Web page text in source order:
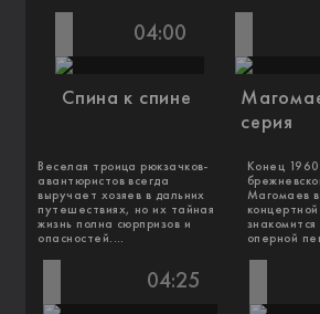
04:00
Спина к спине
Веселая троица рюкзачков-
авантюристов всегда
выручает хозяев в дальних
путешествиях, но их тайная
жизнь полна сюрпризов и
опасностей....
серия
Конец
Магомаев
оперной
04:25